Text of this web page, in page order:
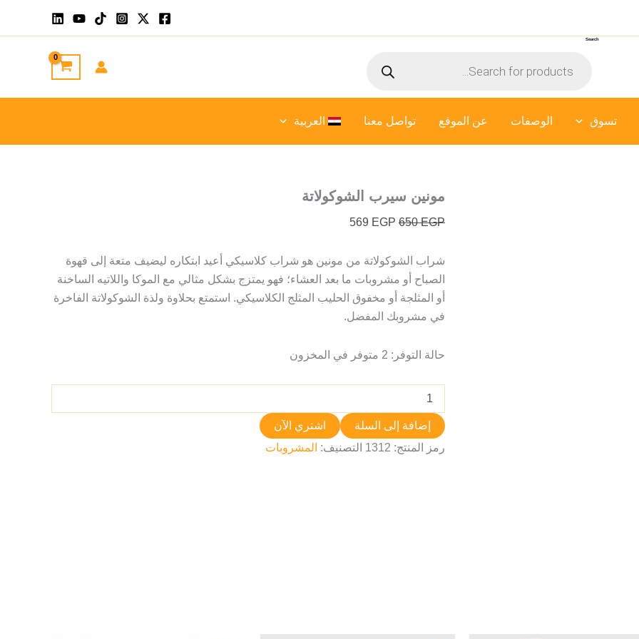
Search
search
تسوق الوصفات عن الموقع تواصل معنا العربية
مونين سيرب الشوكولاتة
650EGP
650 EGP.
569 EGP
شراب الشوكولاتة من مونين هو شراب كلاسيكي أعيد ابتكاره ليضيف متعة إلى قهوة
الصباح أو مشروبات ما بعد العشاء؛ فهو يمتزج بشكل مثالي مع الموكا واللاتيه الساخنة
أو المثلجة أو مخفوق الحليب المثلج الكلاسيكي. استمتع بحلاوة ولذة الشوكولاتة الفاخرة
في مشروبك المفضل.
حالة التوفر: 2 متوفر في المخزون
سيرب
إضافة إلى السلة
اشتري الآن
رمز المنتج: 1312 التصنيف: المشروبات